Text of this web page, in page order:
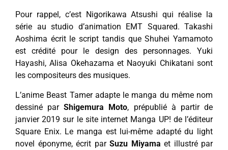
Pour rappel, c’est Nigorikawa Atsushi qui réalise la
série au studio d’animation EMT Squared. Takashi
Aoshima écrit le script tandis que Shuhei Yamamoto
est crédité pour le design des personnages. Yuki
Hayashi, Alisa Okehazama et Naoyuki Chikatani sont
les compositeurs des musiques.
L’anime Beast Tamer adapte le manga du même nom
dessiné parShigemura Moto, prépublié à partir de
janvier 2019 sur le site internet Manga UP! de l’éditeur
Square Enix. Le manga est lui-même adapté du light
novel éponyme, écrit par Suzu Miyama et illustré par